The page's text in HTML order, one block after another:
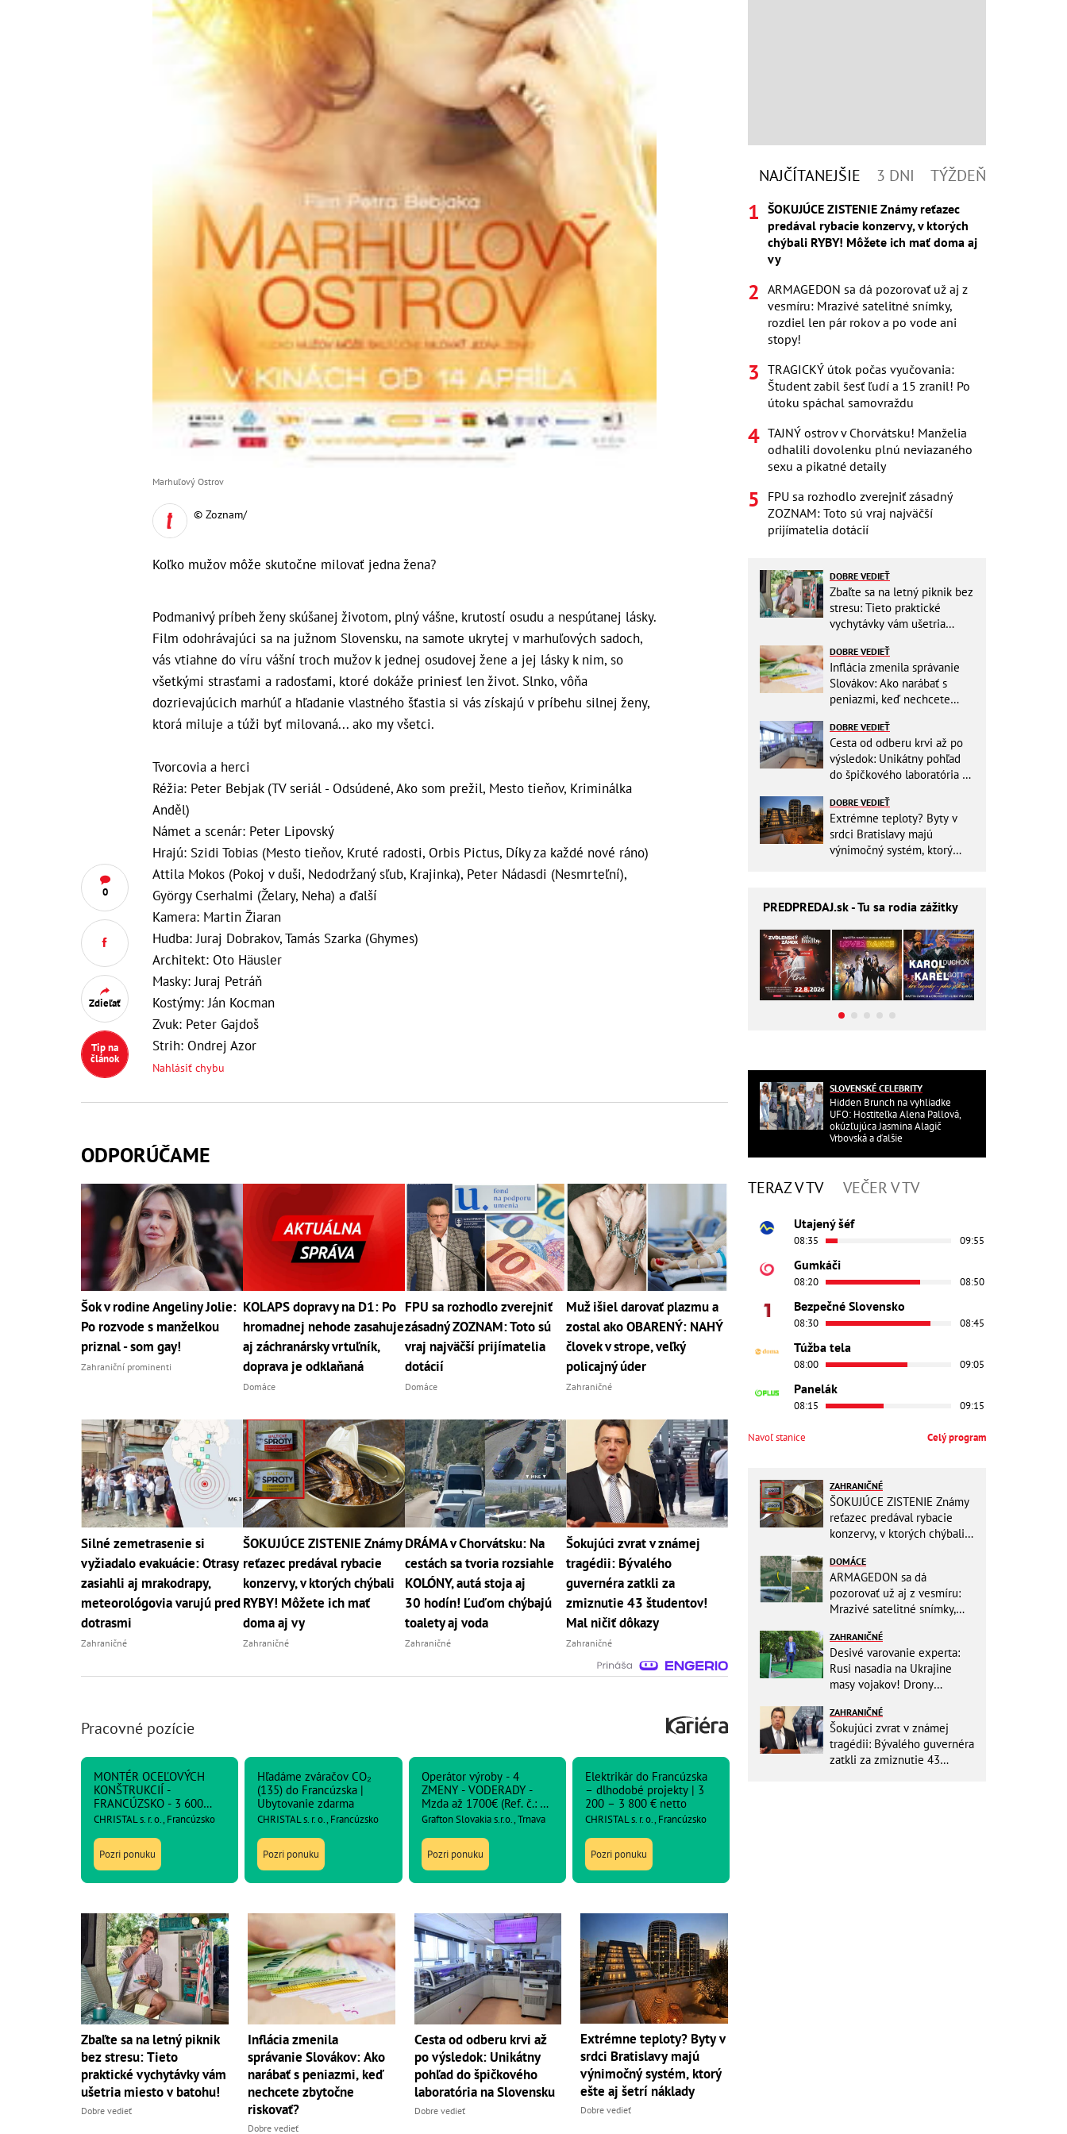
0
Zdieľať
Tip na
článok
Marhuľový Ostrov
© Zoznam/
Koľko mužov môže skutočne milovať jedna žena?
Podmanivý príbeh ženy skúšanej životom, plný vášne, krutostí osudu a nespútanej lásky.
Film odohrávajúci sa na južnom Slovensku, na samote ukrytej v marhuľových sadoch,
vás vtiahne do víru vášní troch mužov k jednej osudovej žene a jej lásky k nim, so
všetkými strasťami a radosťami, ktoré dokáže priniesť len život. Slnko, vôňa
dozrievajúcich marhúľ a hľadanie vlastného šťastia si vás získajú v príbehu silnej ženy,
ktorá miluje a túži byť milovaná... ako my všetci.
Tvorcovia a herci
Réžia: Peter Bebjak (TV seriál - Odsúdené, Ako som prežil, Mesto tieňov, Kriminálka
Anděl)
Námet a scenár: Peter Lipovský
Hrajú: Szidi Tobias (Mesto tieňov, Kruté radosti, Orbis Pictus, Díky za každé nové ráno)
Attila Mokos (Pokoj v duši, Nedodržaný sľub, Krajinka), Peter Nádasdi (Nesmrteľní),
György Cserhalmi (Želary, Neha) a ďalší
Kamera: Martin Žiaran
Hudba: Juraj Dobrakov, Tamás Szarka (Ghymes)
Architekt: Oto Häusler
Masky: Juraj Petráň
Kostýmy: Ján Kocman
Zvuk: Peter Gajdoš
Strih: Ondrej Azor
Nahlásiť chybu
ODPORÚČAME
Šok v rodine Angeliny Jolie:
Po rozvode s manželkou
priznal - som gay!
Zahraniční prominenti
KOLAPS dopravy na D1: Po
hromadnej nehode zasahuje
aj záchranársky vrtuľník,
doprava je odklaňaná
Domáce
FPU sa rozhodlo zverejniť
zásadný ZOZNAM: Toto sú
vraj najväčší prijímatelia
dotácií
Domáce
Muž išiel darovať plazmu a
zostal ako OBARENÝ: NAHÝ
človek v strope, veľký
policajný úder
Zahraničné
Silné zemetrasenie si
vyžiadalo evakuácie: Otrasy
zasiahli aj mrakodrapy,
meteorológovia varujú pred
dotrasmi
Zahraničné
ŠOKUJÚCE ZISTENIE Známy
reťazec predával rybacie
konzervy, v ktorých chýbali
RYBY! Môžete ich mať
doma aj vy
Zahraničné
DRÁMA v Chorvátsku: Na
cestách sa tvoria rozsiahle
KOLÓNY, autá stoja aj
30 hodín! Ľuďom chýbajú
toalety aj voda
Zahraničné
Šokujúci zvrat v známej
tragédii: Bývalého
guvernéra zatkli za
zmiznutie 43 študentov!
Mal ničiť dôkazy
Zahraničné
Pracovné pozície
MONTÉR OCEĽOVÝCH
KONŠTRUKCIÍ -
FRANCÚZSKO - 3 600
netto
CHRISTAL s. r. o., Francúzsko
Pozri ponuku
Hľadáme zváračov CO₂
(135) do Francúzska |
Ubytovanie zdarma
CHRISTAL s. r. o., Francúzsko
Pozri ponuku
Operátor výroby - 4
ZMENY - VODERADY -
Mzda až 1700€ (Ref. č.: 2-
18-43454)
Grafton Slovakia s.r.o., Trnava
Pozri ponuku
Elektrikár do Francúzska
– dlhodobé projekty | 3
200 – 3 800 € netto
CHRISTAL s. r. o., Francúzsko
Pozri ponuku
Zbaľte sa na letný piknik
bez stresu: Tieto
praktické vychytávky vám
ušetria miesto v batohu!
Dobre vedieť
Inflácia zmenila
správanie Slovákov: Ako
narábať s peniazmi, keď
nechcete zbytočne
riskovať?
Dobre vedieť
Cesta od odberu krvi až
po výsledok: Unikátny
pohľad do špičkového
laboratória na Slovensku
Dobre vedieť
Extrémne teploty? Byty v
srdci Bratislavy majú
výnimočný systém, ktorý
ešte aj šetrí náklady
Dobre vedieť
NAJČÍTANEJŠIE 3 DNI TÝŽDEŇ
ŠOKUJÚCE ZISTENIE Známy reťazec
predával rybacie konzervy, v ktorých
chýbali RYBY! Môžete ich mať doma aj
vy
ARMAGEDON sa dá pozorovať už aj z
vesmíru: Mrazivé satelitné snímky,
rozdiel len pár rokov a po vode ani
stopy!
TRAGICKÝ útok počas vyučovania:
Študent zabil šesť ľudí a 15 zranil! Po
útoku spáchal samovraždu
TAJNÝ ostrov v Chorvátsku! Manželia
odhalili dovolenku plnú neviazaného
sexu a pikatné detaily
FPU sa rozhodlo zverejniť zásadný
ZOZNAM: Toto sú vraj najväčší
prijímatelia dotácií
DOBRE VEDIEŤ
Zbaľte sa na letný piknik bez
stresu: Tieto praktické
vychytávky vám ušetria
DOBRE VEDIEŤ
Inflácia zmenila správanie
Slovákov: Ako narábať s
peniazmi, keď nechcete
DOBRE VEDIEŤ
Cesta od odberu krvi až po
výsledok: Unikátny pohľad
do špičkového laboratória na
DOBRE VEDIEŤ
Extrémne teploty? Byty v
srdci Bratislavy majú
výnimočný systém, ktorý
PREDPREDAJ.sk - Tu sa rodia zážitky
SLOVENSKÉ CELEBRITY
Hidden Brunch na vyhliadke
UFO: Hostiteľka Alena Pallová,
okúzľujúca Jasmina Alagič
Vrbovská a ďalšie
TERAZ V TV VEČER V TV
Utajený šéf
08:35 09:55
Gumkáči
08:20 08:50
Bezpečné Slovensko
08:30 08:45
Túžba tela
08:00 09:05
Panelák
08:15 09:15
Navoľ stanice Celý program
ZAHRANIČNÉ
ŠOKUJÚCE ZISTENIE Známy
reťazec predával rybacie
konzervy, v ktorých chýbali
aj vy
DOMÁCE
ARMAGEDON sa dá
pozorovať už aj z vesmíru:
Mrazivé satelitné snímky,
vode ani stopy!
ZAHRANIČNÉ
Desivé varovanie experta:
Rusi nasadia na Ukrajine
masy vojakov! Drony
ZAHRANIČNÉ
Šokujúci zvrat v známej
tragédii: Bývalého guvernéra
zatkli za zmiznutie 43